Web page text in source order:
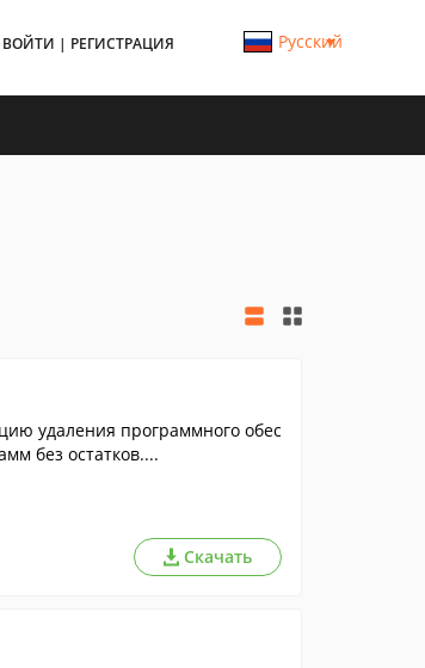
ВОЙТИ | РЕГИСТРАЦИЯ Русский
удаления программного обес
без остатков....
Скачать